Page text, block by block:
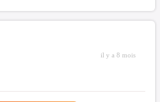
il y a 8 mois